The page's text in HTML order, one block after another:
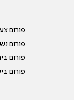
פורום
פורום
פורום
פורום